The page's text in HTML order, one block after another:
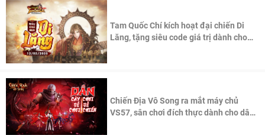
Tam Quốc Chí kích hoạt đại chiến Di
Lăng, tặng siêu code giá trị dành cho
Chiến Địa Vô Song ra mắt máy chủ
VS57, sân chơi đích thực dành cho dân